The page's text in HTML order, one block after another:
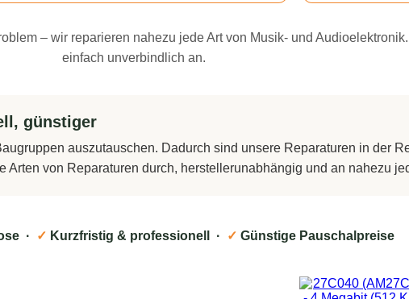
– wir reparieren nahezu jede Art von Musik- und
einfach unverbindlich an.
günstiger
auszutauschen. Dadurch sind unsere Reparaturen in der
von Reparaturen durch, herstellerunabhängig und an nahezu
· ✓ Kurzfristig & professionell · ✓ Günstige Pauschalpreise